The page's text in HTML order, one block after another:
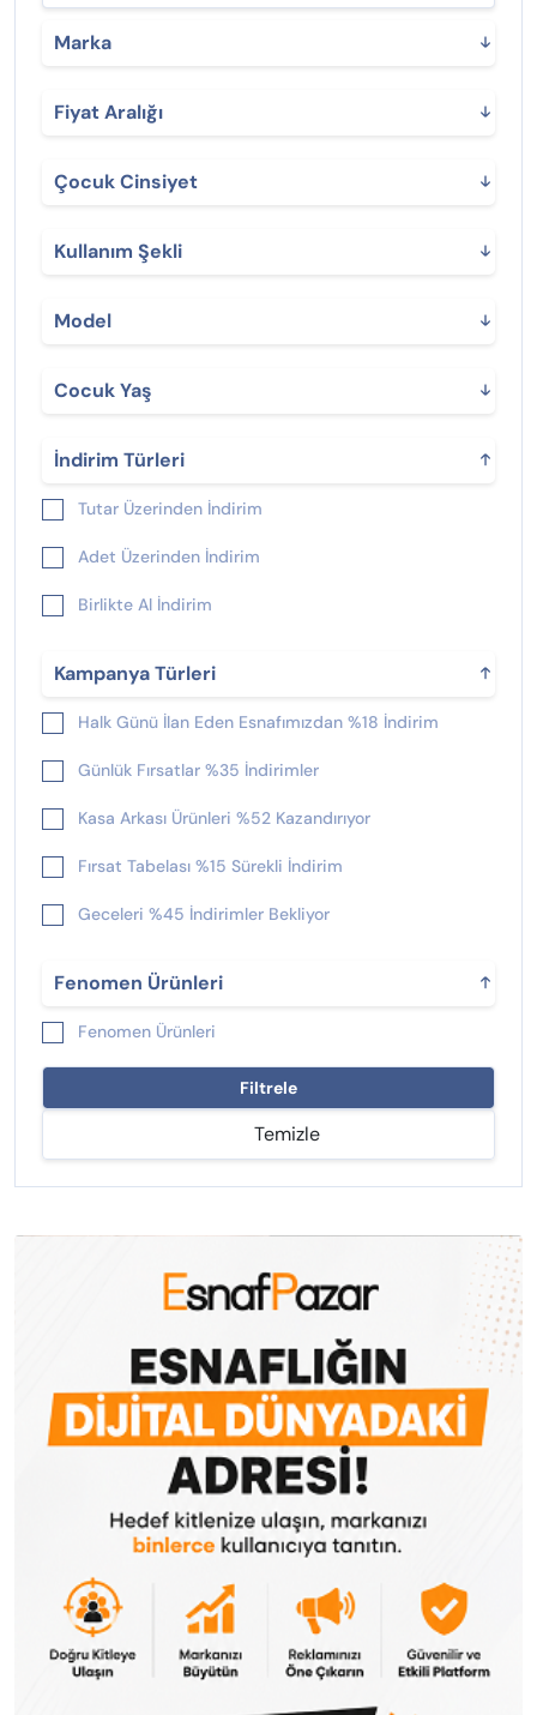
Marka
Fiyat Aralığı
Çocuk Cinsiyet
Kullanım Şekli
Model
Cocuk Yaş
İndirim Türleri
Tutar Üzerinden İndirim
Adet Üzerinden İndirim
Birlikte Al İndirim
Kampanya Türleri
Halk Günü İlan Eden Esnafımızdan %18 İndirim
Günlük Fırsatlar %35 İndirimler
Kasa Arkası Ürünleri %52 Kazandırıyor
Fırsat Tabelası %15 Sürekli İndirim
Geceleri %45 İndirimler Bekliyor
Fenomen Ürünleri
Fenomen Ürünleri
Filtrele
Temizle